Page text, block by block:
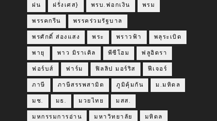
ฝน ฝรั่งเศส} พรบ.ฟอกเงิน พรม
พรรคกรีน พรรคร่วมรัฐบาล
พรศักดิ์ ส่องแสง พระ พราวฟ้า พลุระเบิด
พายุ พาว มิราเคิล พีซีโฮม ฟลูอิดรา
ฟอร์บส์ ฟาร์ม ฟิลลิป มอร์ริส ฟีเจอร์
ภาษี ภาษีสรรพสามิต ภูมิคุ้มกัน ม.มหิดล
มช. มธ. มวยไทย มสส.
มหกรรมการอ่าน มหาวิทยาลัย มหิดล